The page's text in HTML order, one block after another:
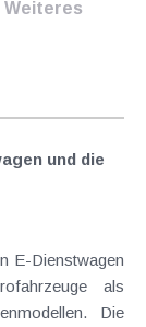
Weiteres
und die
E-Dienstwagen
als
Die